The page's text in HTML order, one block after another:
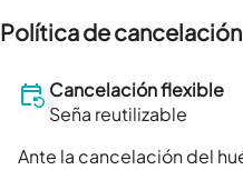
Política de cancelación
Cancelación flexible
Seña reutilizable
Ante la cancelación del